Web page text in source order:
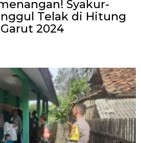
Syakur-
Telak di Hitung
2024